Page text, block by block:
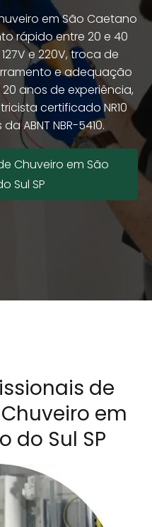
em São Caetano
rápido entre 20 e 40
e 220V, troca de
e adequação
anos de experiência,
certificado NR10
ABNT NBR-5410.
Chuveiro em São
Sul SP
de
em
do Sul SP